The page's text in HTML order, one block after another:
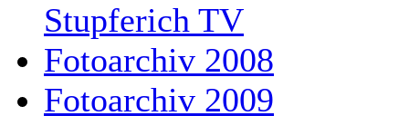
Stupferich TV
Fotoarchiv 2008
Fotoarchiv 2009